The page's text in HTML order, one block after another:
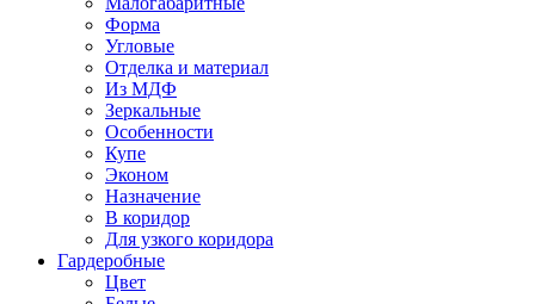
Форма
Угловые
Отделка и материал
Из МДФ
Зеркальные
Особенности
Купе
Эконом
Назначение
В коридор
Для узкого коридора
Гардеробные
Цвет